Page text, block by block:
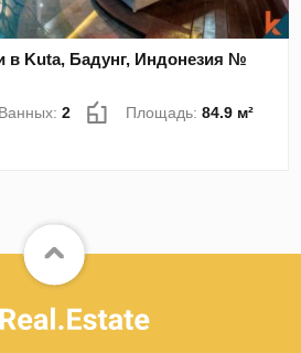
в Kuta, Бадунг, Индонезия №
Ванных:2 Площадь:84.9 м²